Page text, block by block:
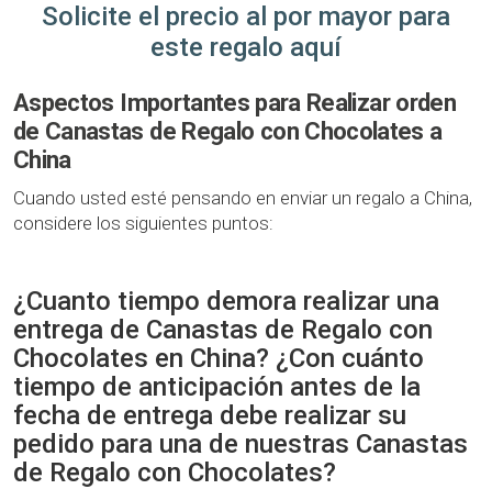
Solicite el precio al por mayor para
este regalo aquí
Aspectos Importantes para Realizar orden
de Canastas de Regalo con Chocolates a
China
Cuando usted esté pensando en enviar un regalo a China,
considere los siguientes puntos:
¿Cuanto tiempo demora realizar una
entrega de Canastas de Regalo con
Chocolates en China? ¿Con cuánto
tiempo de anticipación antes de la
fecha de entrega debe realizar su
pedido para una de nuestras Canastas
de Regalo con Chocolates?